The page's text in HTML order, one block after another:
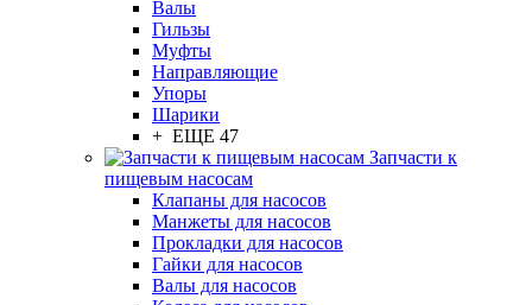
Валы
Гильзы
Муфты
Направляющие
Упоры
Шарики
+ ЕЩЕ 47
Запчасти к
пищевым насосам
Клапаны для насосов
Манжеты для насосов
Прокладки для насосов
Гайки для насосов
Валы для насосов